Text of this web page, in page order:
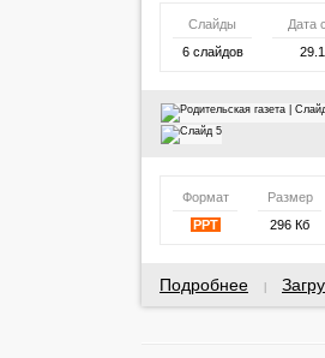
Слайды
Дата
6 слайдов
Формат
Размер
PPT
296 Кб
Подробнее